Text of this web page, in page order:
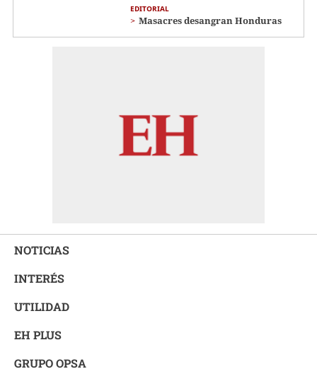
EDITORIAL
Masacres desangran Honduras
NOTICIAS
INTERÉS
UTILIDAD
EH PLUS
GRUPO OPSA